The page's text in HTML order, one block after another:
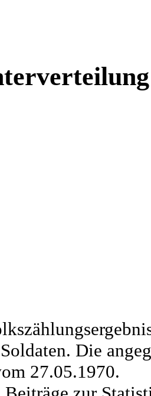
Die
27.05.1970.